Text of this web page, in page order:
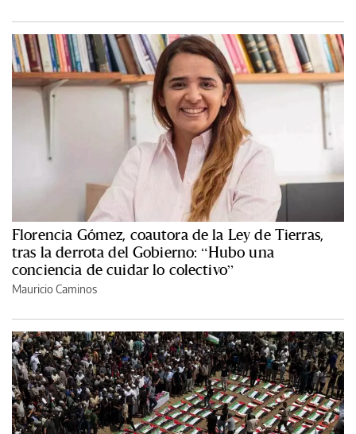
Florencia Gómez, coautora de la Ley de Tierras,
tras la derrota del Gobierno: “Hubo una
conciencia de cuidar lo colectivo”
Mauricio Caminos